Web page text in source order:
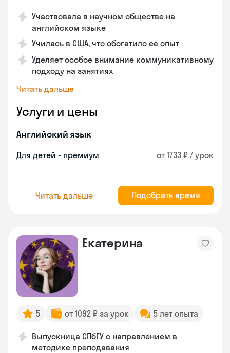
Участвовала в научном обществе на
английском языке
Училась в США, что обогатило её опыт
Уделяет особое внимание коммуникативному
подходу на занятиях
Читать дальше
Услуги и цены
Английский язык
Для детей - премиум от 1733 ₽ / урок
Читать дальше Подобрать время
Екатерина
5 от 1092 ₽ за урок 5 лет опыта
Выпускница СПбГУ с направлением в
методике преподавания